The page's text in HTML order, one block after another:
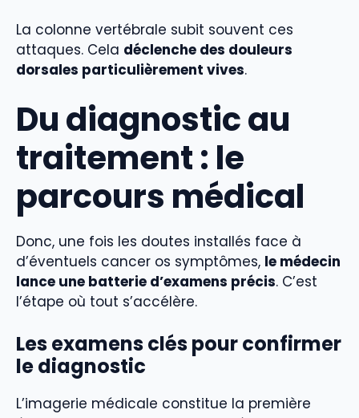
La colonne vertébrale subit souvent ces
attaques. Cela déclenche des douleurs
dorsales particulièrement vives.
Du diagnostic au
traitement : le
parcours médical
Donc, une fois les doutes installés face à
d’éventuels cancer os symptômes, le médecin
lance une batterie d’examens précis. C’est
l’étape où tout s’accélère.
Les examens clés pour confirmer
le diagnostic
L’imagerie médicale constitue la première